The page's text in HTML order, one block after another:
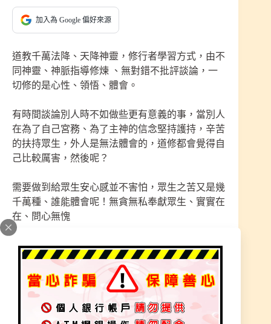
加入為 Google 偏好來源
道教千萬法降、天降神靈，修行者學習方式，由不
同神靈、神脈指導修煉 、無對錯不批評談論，一
切修的是心性、領悟、體會。
有時間談論別人時不如做些更有意義的事，當別人
在為了自己宮務、為了主神的信念堅持護持，辛苦
的扶持眾生，外人是無法體會的，道修都會覺得自
己比較厲害，然後呢？
需要做到給眾生安心感並不害怕，眾生之苦又是幾
千萬種、誰能體會呢！無貪無私奉獻眾生、實實在
在、問心無愧
服務神佛、主神在辦事，一樣就是如在地府或是上
天在神佛旁處理聖務一樣，沒有好的心、怎負責神
務呢？
一邊做在一邊造業，你覺得神佛會選你在身旁做事